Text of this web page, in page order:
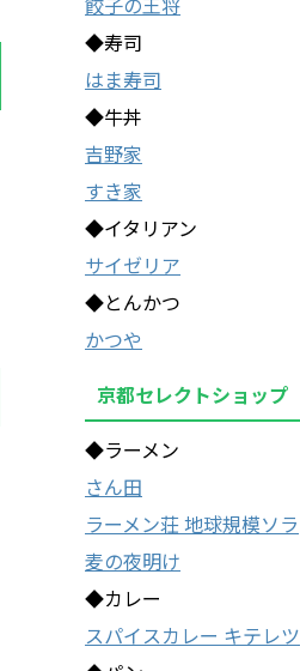
◆寿司
はま寿司
◆牛丼
吉野家
すき家
◆イタリアン
サイゼリア
◆とんかつ
かつや
京都セレクトショップ
◆ラーメン
さん田
ラーメン荘 地球規模ソラ
麦の夜明け
◆カレー
スパイスカレー キテレツ